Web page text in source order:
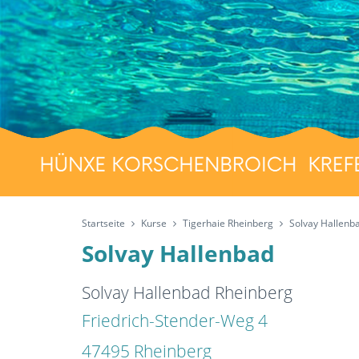
Startseite Kurse Tigerhaie Rheinberg Solvay
Solvay Hallenbad
Solvay Hallenbad Rheinberg
Friedrich-Stender-Weg 4
47495 Rheinberg